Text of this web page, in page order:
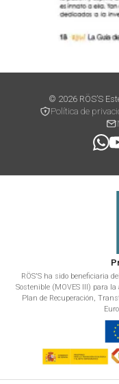
© 2026 RÖS’S
Política de
RÖS'S ha sido beneficiaria
Sostenible (MOVES III) para
Plan de Recuperación,